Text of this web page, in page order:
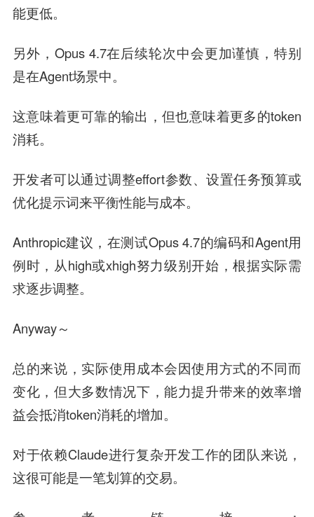
能更低。
另外，Opus 4.7在后续轮次中会更加谨慎，特别
是在Agent场景中。
这意味着更可靠的输出，但也意味着更多的token
消耗。
开发者可以通过调整effort参数、设置任务预算或
优化提示词来平衡性能与成本。
Anthropic建议，在测试Opus 4.7的编码和Agent用
例时，从high或xhigh努力级别开始，根据实际需
求逐步调整。
Anyway～
总的来说，实际使用成本会因使用方式的不同而
变化，但大多数情况下，能力提升带来的效率增
益会抵消token消耗的增加。
对于依赖Claude进行复杂开发工作的团队来说，
这很可能是一笔划算的交易。